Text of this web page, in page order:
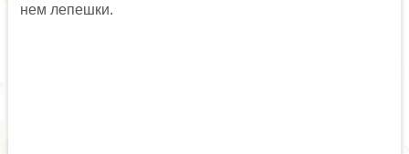
нем лепешки.